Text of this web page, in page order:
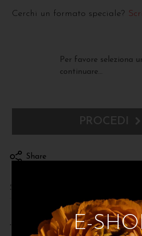
Cerchi un formato speciale?
Per favore seleziona
continuare...
PROCEDI
Share
Spedizioni e resi
E-